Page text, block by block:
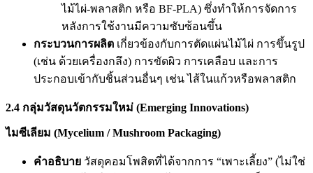
ไม้ไผ่-พลาสติก หรือ BF-PLA) ซึ่งทำให้การจัดการ
หลังการใช้งานมีความซับซ้อนขึ้น
กระบวนการผลิต เกี่ยวข้องกับการตัดแผ่นไม้ไผ่ การขึ้นรูป
(เช่น ด้วยเครื่องกลึง) การขัดผิว การเคลือบ และการ
ประกอบเข้ากับชิ้นส่วนอื่นๆ เช่น ไส้ในแก้วหรือพลาสติก
2.4 กลุ่มวัสดุนวัตกรรมใหม่ (Emerging Innovations)
ไมซีเลียม (Mycelium / Mushroom Packaging)
คำอธิบาย วัสดุคอมโพสิตที่ได้จากการ “เพาะเลี้ยง” (ไม่ใช่